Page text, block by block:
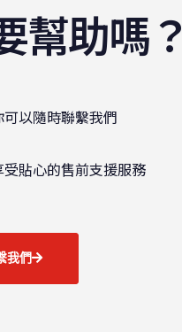
幫助嗎？
可以隨時聯繫我們
受貼心的售前支援服務
我們